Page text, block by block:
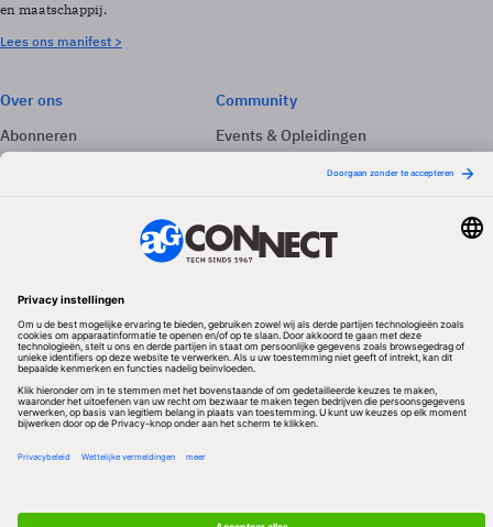
en maatschappij.
Lees ons manifest >
Over ons
Abonneren
Adverteren
Community
Events & Opleidingen
Volg ons
Redactionele partner
Algemene Voorwaarden & Copyrights